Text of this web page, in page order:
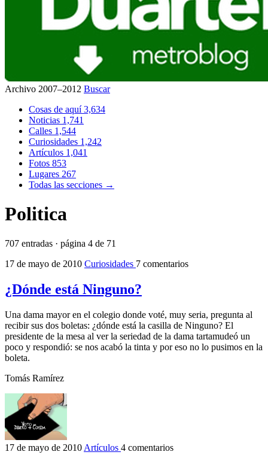
Archivo 2007–2012 Buscar
Cosas de aquí3,634
Noticias 1,741
Calles 1,544
Curiosidades 1,242
Artículos 1,041
Fotos 853
Lugares 267
Todas las secciones →
Politica
707 entradas · página 4 de 71
17 de mayo de 2010 Curiosidades 7 comentarios
¿Dónde está Ninguno?
Una dama mayor en el colegio donde voté, muy seria, pregunta al
recibir sus dos boletas: ¿dónde está la casilla de Ninguno? El
presidente de la mesa al ver la seriedad de la dama tartamudeó un
poco y respondió: se nos acabó la tinta y por eso no lo pusimos en la
boleta.
Tomás Ramírez
17 de mayo de 2010 Artículos 4 comentarios